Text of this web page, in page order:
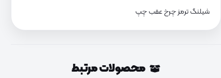
شیلنگ ترمز چرخ عقب چپ
محصولات مرتبط